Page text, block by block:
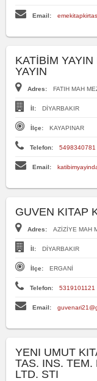
Email:
KATİBİM
YAYIN
Adres: FATIH MAH
İl: DİYARBAKIR
İlçe: KAYAPINAR
Telefon: 5498340781
Email:
GUVEN KITAP
Adres: AZİZİYE MAH
İl: DİYARBAKIR
İlçe: ERGANİ
Telefon: 5319101121
Email:
YENI UMUT
TAS. INS. TEM.
LTD. STI